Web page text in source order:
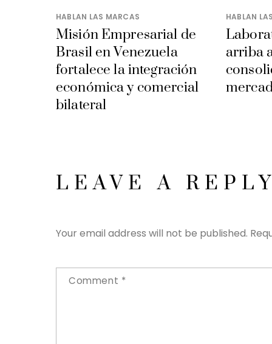
HABLAN LAS MARCAS
Misión Empresarial de
Brasil en Venezuela
fortalece la integración
económica y comercial
bilateral
HABLAN
arriba
LEAVE A
Your email address will not be published.
Comment *